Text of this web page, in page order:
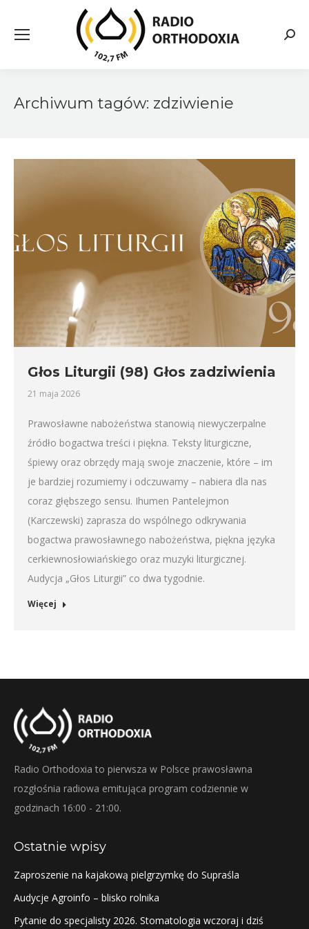
Archiwum tagów: zdziwienie
Głos Liturgii (98) Głos zadziwienia
21 maja 2026
Prawosławne nabożeństwa stanowią niewyczerpalne
źródło bogactwa treści i piękna. Teksty liturgiczne,
śpiewy oraz obrzędy mają swoje znaczenie, które – im
je bardziej rozumiemy i odczuwamy – nabiera dla nas
coraz głębszego sensu. Ihumen Pantelejmon
(Karczewski) zaprasza do wspólnego odkrywania
bogactwa prawosławnego nabożeństwa, piękna języka
cerkiewnosłowiańskiego oraz muzyki liturgicznej.
Audycja „Głos Liturgii” co dwa tygodnie.
Więcej
Radio Orthodoxia to pierwsza w Polsce prawosławna
rozgłośnia radiowa emitująca program codziennie w
godzinach 16:00 - 21:00.
Ostatnie wpisy
Zaproszenie na kajakową pielgrzymkę do Supraśla
Audycje Agroinfo – blisko rolnika
Pytanie do specjalisty 2026. Stomatologia wczoraj i dziś